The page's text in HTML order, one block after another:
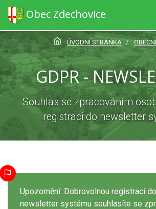
Obec Zdechovice
ÚVODNÍ STRÁNKA
GDPR -
Souhlas se zpracováním
registraci do newsletter
Upozornění: Dobrovolnou registrací
newsletter systému souhlasíte se